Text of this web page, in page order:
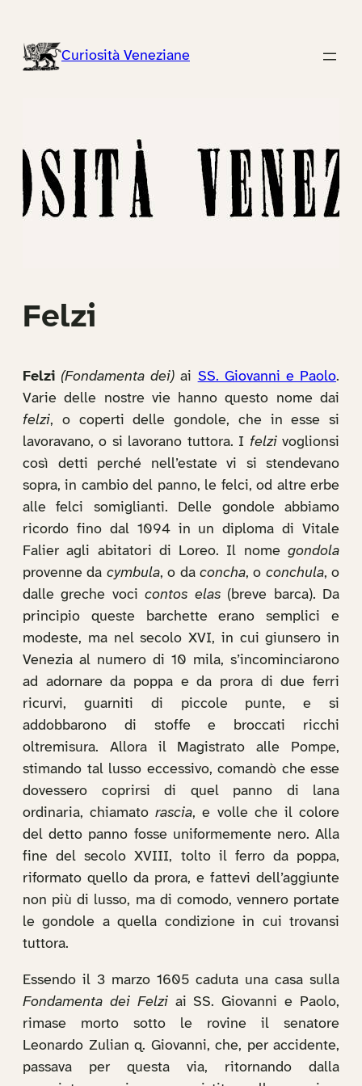
contenutoCuriosità Veneziane
Felzi
Felzi (Fondamenta dei) ai SS. Giovanni e Paolo.
Varie delle nostre vie hanno questo nome dai
felzi, o coperti delle gondole, che in esse si
lavoravano, o si lavorano tuttora. I felzivoglionsi
così detti perché nell’estate vi si stendevano
sopra, in cambio del panno, le felci, od altre erbe
alle felci somiglianti. Delle gondole abbiamo
ricordo fino dal 1094 in un diploma di Vitale
Falier agli abitatori di Loreo. Il nome gondola
provenne da cymbula, o da concha, o conchula, o
dalle greche vocicontos elas(breve barca). Da
principio queste barchette erano semplici e
modeste, ma nel secolo XVI, in cui giunsero in
Venezia al numero di 10 mila, s’incominciarono
ad adornare da poppa e da prora di due ferri
ricurvi, guarniti di piccole punte, e si
addobbarono di stoffe e broccati ricchi
oltremisura. Allora il Magistrato alle Pompe,
stimando tal lusso eccessivo, comandò che esse
dovessero coprirsi di quel panno di lana
ordinaria, chiamatorascia, e volle che il colore
del detto panno fosse uniformemente nero. Alla
fine del secolo XVIII, tolto il ferro da poppa,
riformato quello da prora, e fattevi dell’aggiunte
non più di lusso, ma di comodo, vennero portate
le gondole a quella condizione in cui trovansi
tuttora.
Essendo il 3 marzo 1605 caduta una casa sulla
Fondamenta dei Felziai SS. Giovanni e Paolo,
rimase morto sotto le rovine il senatore
Leonardo Zulian q. Giovanni, che, per accidente,
passava per questa via, ritornando dalla